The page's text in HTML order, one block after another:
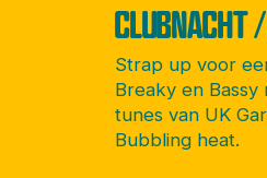
CLUBNACHT
Strap up voor
Breaky en Bassy
tunes van UK
Bubbling heat.